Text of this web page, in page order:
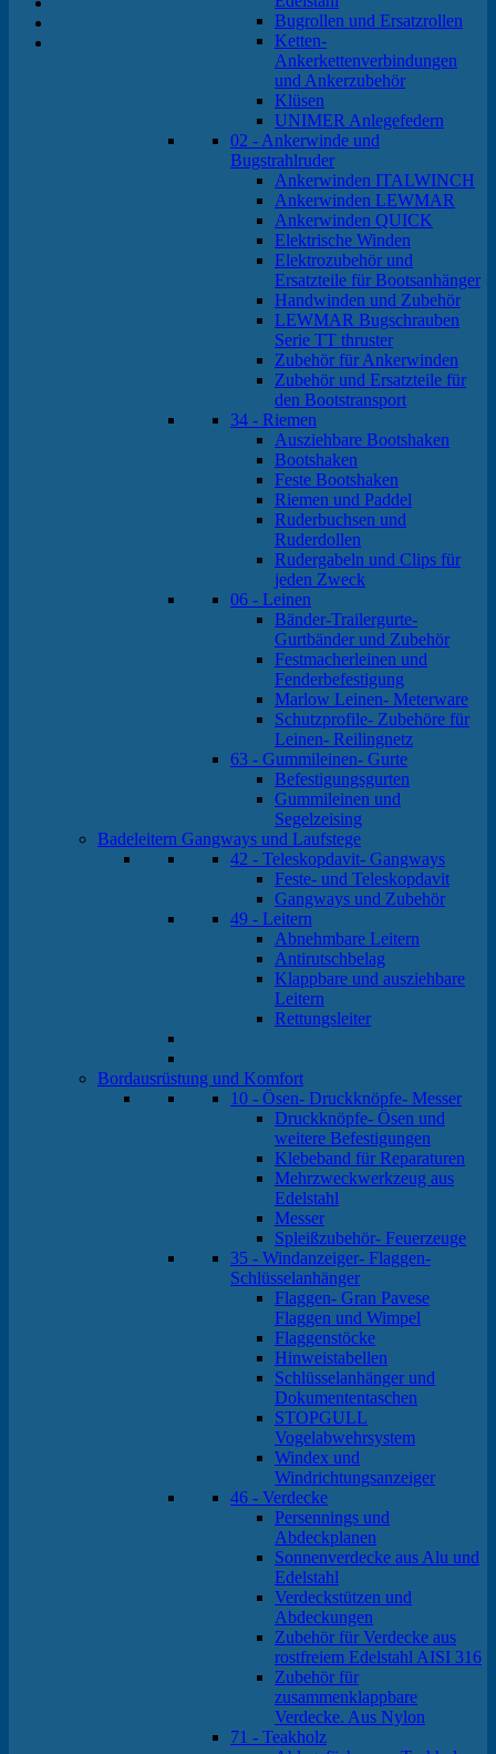
Bugrollen und Ersatzrollen
Ketten-
Ankerkettenverbindungen
und Ankerzubehör
Klüsen
UNIMER Anlegefedern
02 - Ankerwinde und
Bugstrahlruder
Ankerwinden ITALWINCH
Ankerwinden LEWMAR
Ankerwinden QUICK
Elektrische Winden
Elektrozubehör und
Ersatzteile für Bootsanhänger
Handwinden und Zubehör
LEWMAR Bugschrauben
Serie TT thruster
Zubehör für Ankerwinden
Zubehör und Ersatzteile für
den Bootstransport
34 - Riemen
Ausziehbare Bootshaken
Bootshaken
Feste Bootshaken
Riemen und Paddel
Ruderbuchsen und
Ruderdollen
Rudergabeln und Clips für
jeden Zweck
06 - Leinen
Bänder-Trailergurte-
Gurtbänder und Zubehör
Festmacherleinen und
Fenderbefestigung
Marlow Leinen- Meterware
Schutzprofile- Zubehöre für
Leinen- Reilingnetz
63 - Gummileinen- Gurte
Befestigungsgurten
Gummileinen und
Segelzeising
Badeleitern Gangways und Laufstege
42 - Teleskopdavit- Gangways
Feste- und Teleskopdavit
Gangways und Zubehör
49 - Leitern
Abnehmbare Leitern
Antirutschbelag
Klappbare und ausziehbare
Leitern
Rettungsleiter
Bordausrüstung und Komfort
10 - Ösen- Druckknöpfe- Messer
Druckknöpfe- Ösen und
weitere Befestigungen
Klebeband für Reparaturen
Mehrzweckwerkzeug aus
Edelstahl
Messer
Spleißzubehör- Feuerzeuge
35 - Windanzeiger- Flaggen-
Schlüsselanhänger
Flaggen- Gran Pavese
Flaggen und Wimpel
Flaggenstöcke
Hinweistabellen
Schlüsselanhänger und
Dokumententaschen
STOPGULL
Vogelabwehrsystem
Windex und
Windrichtungsanzeiger
46 - Verdecke
Persennings und
Abdeckplanen
Sonnenverdecke aus Alu und
Edelstahl
Verdeckstützen und
Abdeckungen
Zubehör für Verdecke aus
rostfreiem Edelstahl AISI 316
Zubehör für
zusammenklappbare
Verdecke. Aus Nylon
71 - Teakholz